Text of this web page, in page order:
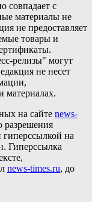
совпадает с
материалы не
не предоставляет
товары и
релизы" могут
не несет
материалах.
на сайте news-
разрешения
гиперссылкой на
Гиперссылка
news-times.ru, до